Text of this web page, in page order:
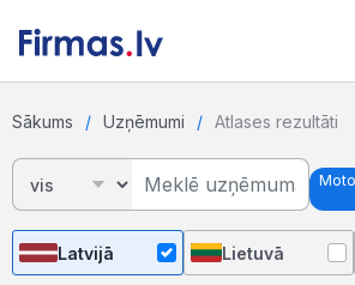
Sākums Uzņēmumi Atlases rezultāti
Latvijā Lietuvā